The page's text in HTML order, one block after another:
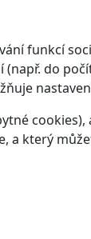
funkcí
do
cookies),
, a který